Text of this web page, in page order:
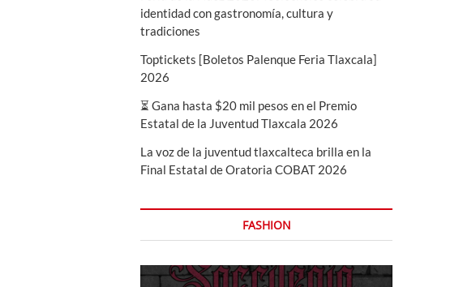
identidad con gastronomía, cultura y
tradiciones
Toptickets [Boletos Palenque Feria Tlaxcala]
2026
⏳ Gana hasta $20 mil pesos en el Premio
Estatal de la Juventud Tlaxcala 2026
La voz de la juventud tlaxcalteca brilla en la
Final Estatal de Oratoria COBAT 2026
FASHION